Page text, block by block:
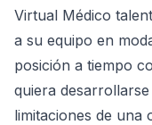
Virtual Médico
a su equipo en
posición a tiempo
quiera
limitaciones de una